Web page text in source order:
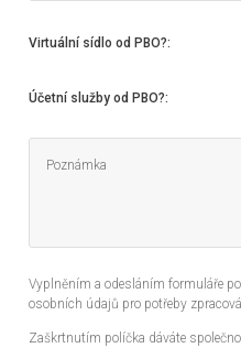
Virtuální sídlo od PBO?:
Účetní služby od PBO?:
Vyplněním a odesláním formuláře
osobních údajů pro potřeby
Zaškrtnutím políčka dáváte